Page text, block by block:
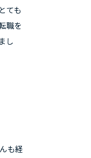
ても
職を
し
も経